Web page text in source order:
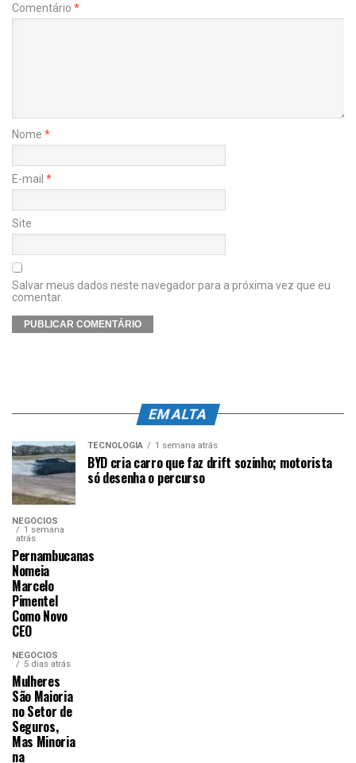
Comentário *
Nome *
E-mail *
Site
Salvar meus dados neste navegador para a próxima vez que eu
comentar.
EM ALTA
TECNOLOGIA 1 semana atrás
BYD cria carro que faz drift sozinho; motorista
só desenha o percurso
NEGÓCIOS
1 semana
atrás
Pernambucanas
Nomeia
Marcelo
Pimentel
Como Novo
CEO
NEGÓCIOS
5 dias atrás
Mulheres
São Maioria
no Setor de
Seguros,
Mas Minoria
na